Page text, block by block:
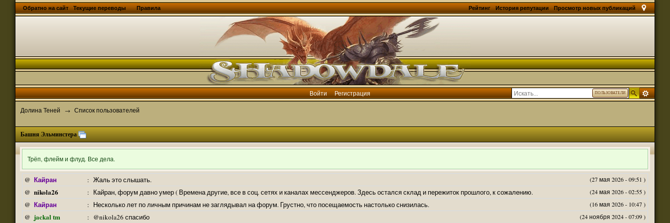
Просмотр новых публикаций
Обратно на сайт Текущие переводы История репутации
Рейтинг
Правила
ПОЛЬЗОВАТЕЛИ
Войти Регистрация
Долина Теней → Список пользователей
Башня Эльминстера
Трёп, флейм и флуд. Все дела.
@ Кайран : (27 мая 2026 - 09:51 )
Жаль это слышать.
@ nikola26 : (24 мая 2026 - 02:55 )
Кайран, форум давно умер ( Времена другие, все в соц. сетях и каналах мессенджеров. Здесь остался склад и пережиток прошлого, к сожалению.
@ Кайран : (16 мая 2026 - 10:47 )
Несколько лет по личным причинам не заглядывал на форум. Грустно, что посещаемость настолько снизилась.
@ jackal tm : (24 ноября 2024 - 07:09 )
@nikola26 спасибо